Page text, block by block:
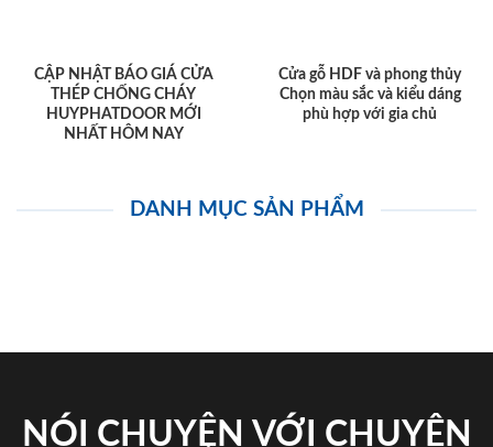
CẬP NHẬT BÁO GIÁ CỬA
THÉP CHỐNG CHÁY
HUYPHATDOOR MỚI
NHẤT HÔM NAY
Cửa gỗ HDF và phong thủy
Chọn màu sắc và kiểu dáng
phù hợp với gia chủ
DANH MỤC SẢN PHẨM
NÓI CHUYỆN VỚI CHUYÊN